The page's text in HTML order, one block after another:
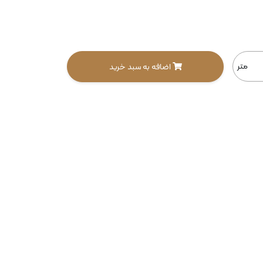
متر اضافه به سبد خرید